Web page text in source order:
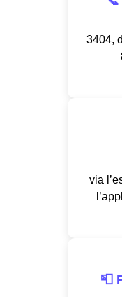
3404,
via
📮